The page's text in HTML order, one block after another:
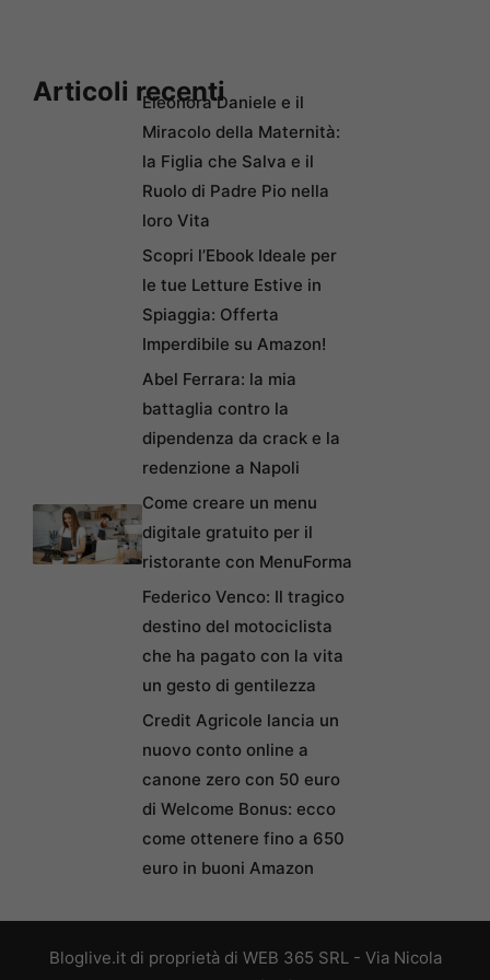
Articoli recentiEleonora Daniele e il
Miracolo della Maternità:
la Figlia che Salva e il
Ruolo di Padre Pio nella
loro Vita
Scopri l’Ebook Ideale per
le tue Letture Estive in
Spiaggia: Offerta
Imperdibile su Amazon!
Abel Ferrara: la mia
battaglia contro la
dipendenza da crack e la
redenzione a Napoli
Come creare un menu
digitale gratuito per il
ristorante con MenuForma
Federico Venco: Il tragico
destino del motociclista
che ha pagato con la vita
un gesto di gentilezza
Credit Agricole lancia un
nuovo conto online a
canone zero con 50 euro
di Welcome Bonus: ecco
come ottenere fino a 650
euro in buoni Amazon
Bloglive.it di proprietà di WEB 365 SRL - Via Nicola